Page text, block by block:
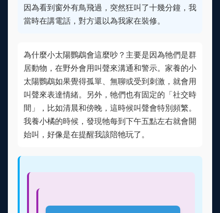
因為看到窗外有鳥飛過，突然狂叫了十幾分鐘，我
當時在講電話，對方還以為我家在裝修。
為什麼小太陽鸚鵡會這麼吵？主要是因為牠們是群
居動物，在野外會用叫聲來溝通和警示。家養的小
太陽鸚鵡如果覺得孤單、無聊或受到刺激，就會用
叫聲來表達情緒。另外，牠們也有固定的「社交時
間」，比如清晨和傍晚，這時候叫聲會特別頻繁。
我養小橘的時候，發現牠每到下午五點左右就會開
始叫，好像是在提醒我該陪牠玩了。